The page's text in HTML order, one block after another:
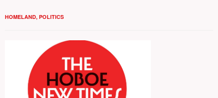
HOMELAND, POLITICS